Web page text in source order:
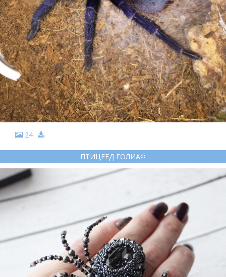
24
ПТИЦЕЕД ГОЛИАФ